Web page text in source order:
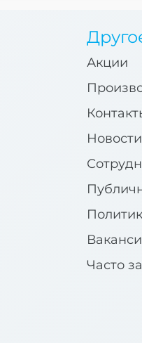
Акции
Новости
Часто